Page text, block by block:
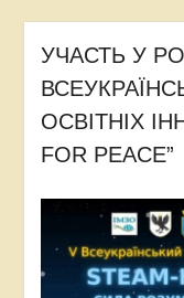
УЧАСТЬ У
ОСВІТНІХ
FOR PEACE”